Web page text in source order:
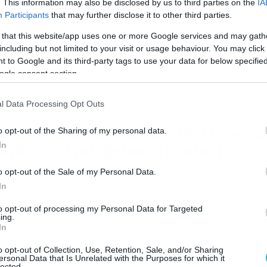
This information may also be disclosed by us to third parties on the
Participants that may further disclose it to other third parties.
that this website/app uses one or more Google services and may
but not limited to your visit or usage behaviour. You may
to Google and its third-party tags to use your data for below
consent section.
Data Processing Opt Outs
opt-out of the Sharing of my personal data.
opt-out of the Sale of my Personal Data.
opt-out of processing my Personal Data for Targeted
opt-out of Collection, Use, Retention, Sale, and/or Sharing
Data that Is Unrelated with the Purposes for which it
ένα πρόβλημα σε κάθε νοικοκυριό, το καθάρισμα της
σημαντικές… λύσεις όταν κάποιο μέλος της
πεινάει και μπορεί να ετοιμάσει κάτι άμεσα και
χωρίς να χρειάζεται να έχει ιδιαίτερες γνώσεις
Ωστόσο, η αλήθεια είναι πως η τοστιέρα είναι και
[…]
είναι τα κόλπα για να δείτε αν τα
σας είναι φρέσκα (photos)
είναι οι τρόποι για να μη σας ξεγελούν και να
αυγά σας είναι φρέσκα… Αναμφίβολα πρόκειται για ένα
Παράλληλα, τα αυγά είναι γεμάτα στην πρωτεΐνη και
συστατικά, με αποτέλεσμα να συνίσταται, σε ιδανική
για την διατροφή […]